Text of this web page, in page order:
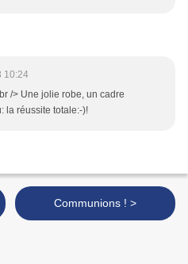
10:24
/> Une jolie robe, un cadre
la réussite totale:-)!
Communions ! >